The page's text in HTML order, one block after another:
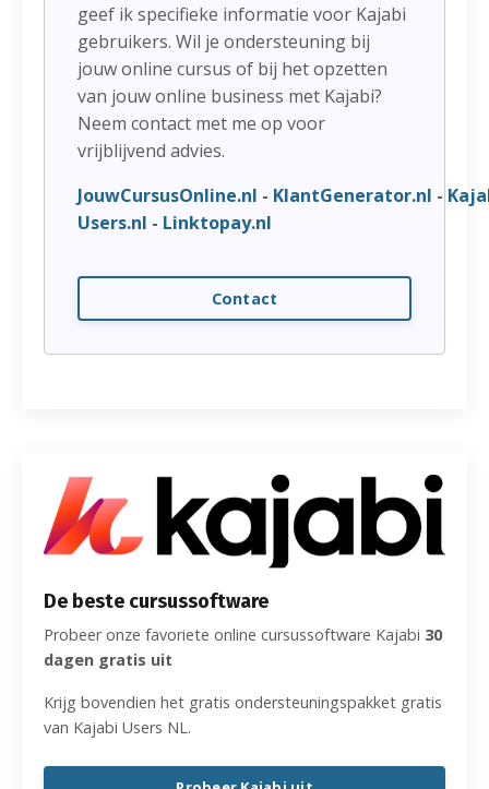
geef ik specifieke informatie voor Kajabi
gebruikers. Wil je ondersteuning bij
jouw online cursus of bij het opzetten
van jouw online business met Kajabi?
Neem contact met me op voor
vrijblijvend advies.
JouwCursusOnline.nl - KlantGenerator.nl -
Users.nl - Linktopay.nl
Contact
De beste cursussoftware
Probeer onze favoriete online cursussoftware Kajabi 30
dagen gratis uit
Krijg bovendien het gratis ondersteuningspakket gratis
van Kajabi Users NL.